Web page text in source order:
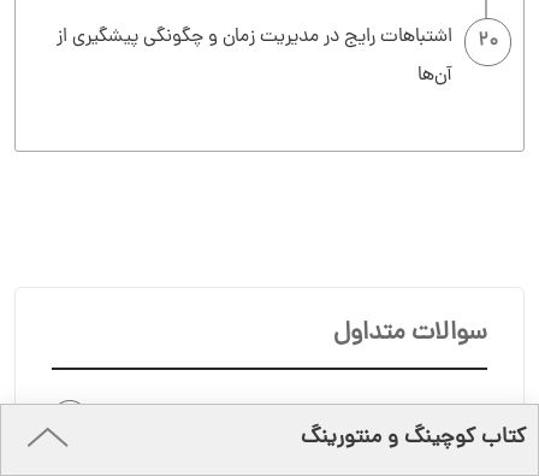
20
اشتباهات رایج در مدیریت زمان و چگونگی پیشگیری از
آن‌ها
سوالات متداول
تکنیک‌های مدیریت زمان چیست؟
کتاب کوچینگ و منتورینگ